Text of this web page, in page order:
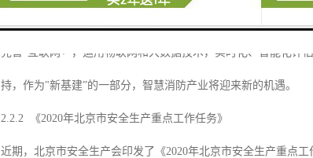
2019年5月30日，和就联合印发了《关于深化消防执法改革的
完善“互联网+"，运用物联网和大数据技术，实时化、智能化评
持，作为"新基建”的一部分，智慧消防产业将迎来新的机遇。
2.2.2 《2020年北京市安全生产重点工作任务》
近期，北京市安全生产会印发了《2020年北京市安全生产重点